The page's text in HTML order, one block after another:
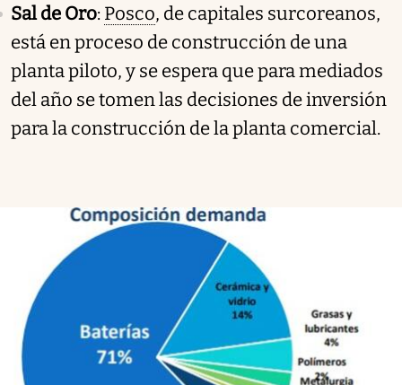
Sal de Oro: Posco, de capitales surcoreanos,
está en proceso de construcción de una
planta piloto, y se espera que para mediados
del año se tomen las decisiones de inversión
para la construcción de la planta comercial.